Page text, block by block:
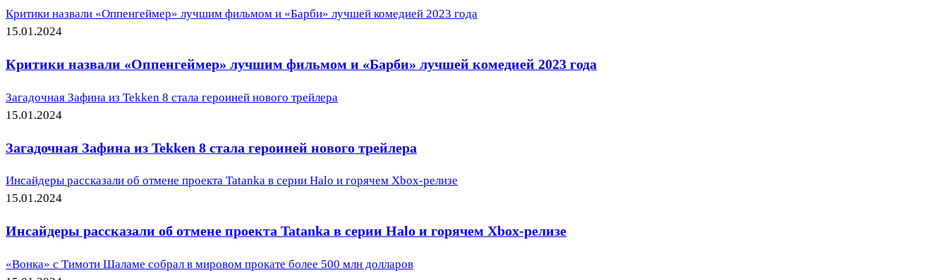
Критики назвали «Оппенгеймер» лучшим фильмом и «Барби» лучшей комедией 2023 года
15.01.2024
Критики назвали «Оппенгеймер» лучшим фильмом и «Барби» лучшей комедией 2023 года
Загадочная Зафина из Tekken 8 стала героиней нового трейлера
15.01.2024
Загадочная Зафина из Tekken 8 стала героиней нового трейлера
Инсайдеры рассказали об отмене проекта Tatanka в серии Halo и горячем Xbox-релизе
15.01.2024
Инсайдеры рассказали об отмене проекта Tatanka в серии Halo и горячем Xbox-релизе
«Вонка» с Тимоти Шаламе собрал в мировом прокате более 500 млн долларов